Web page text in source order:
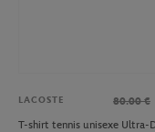
LACOSTE 80.00 €
T-shirt tennis unisexe Ultra-